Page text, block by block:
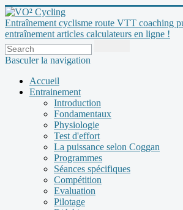
Entraînement cyclisme route VTT coaching
entraînement articles calculateurs en ligne !
Basculer la navigation
Accueil
Entrainement
Introduction
Fondamentaux
Physiologie
Test d'effort
La puissance selon Coggan
Programmes
Séances spécifiques
Compétition
Evaluation
Pilotage